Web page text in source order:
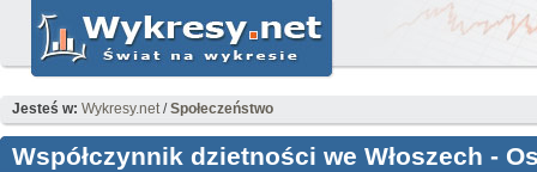
Jesteś w: Wykresy.net/Społeczeństwo
Współczynnik dzietności we Włoszech -